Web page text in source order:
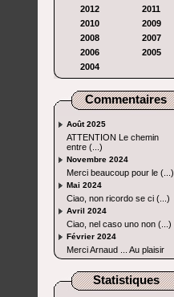
2012
2011
2010
2009
2008
2007
2006
2005
2004
Commentaires
Août 2025
ATTENTION Le chemin
entre (...)
Novembre 2024
Merci beaucoup pour le (...)
Mai 2024
Ciao, non ricordo se ci (...)
Avril 2024
Ciao, nel caso uno non (...)
Février 2024
Merci Arnaud ... Au plaisir
Statistiques